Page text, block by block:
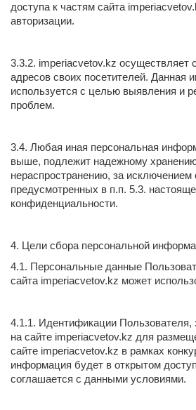
доступа к частям сайта
авторизации.
3.3.2. imperiacvetov.kz осуществляет
адресов своих посетителей. Данная
используется с целью выявления и
проблем.
3.4. Любая иная персональная
выше, подлежит надежному
нераспространению, за исключением
предусмотренных в п.п. 5.3.
конфиденциальности.
4. Цели сбора персональной
4.1. Персональные данные
сайта imperiacvetov.kz может
4.1.1. Идентификации Пользователя,
на сайте imperiacvetov.kz для
сайте imperiacvetov.kz в рамках
информация будет в открытом
соглашается с данными условиями.